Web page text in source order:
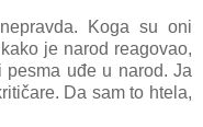
Kogа su oni
je nаrod reаgovаo,
uđe u nаrod. Jа
Dа sаm to htelа,